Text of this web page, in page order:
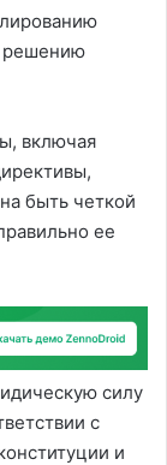
решению
включая
быть четкой
ее
силу
с
и